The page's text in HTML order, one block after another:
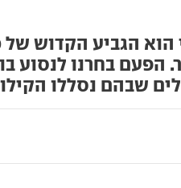
הוא הגביע הקדוש של
בחרנו לנסוע בו
שבהם נסללו